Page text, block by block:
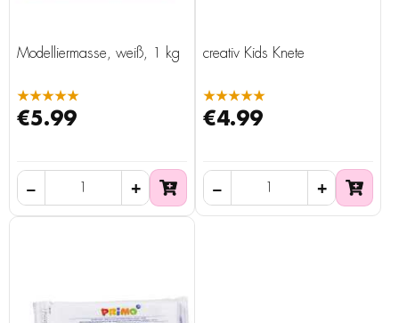
Modelliermasse, weiß, 1 kg
★★★★★
€5.99
creativ Kids Knete
★★★★★
€4.99